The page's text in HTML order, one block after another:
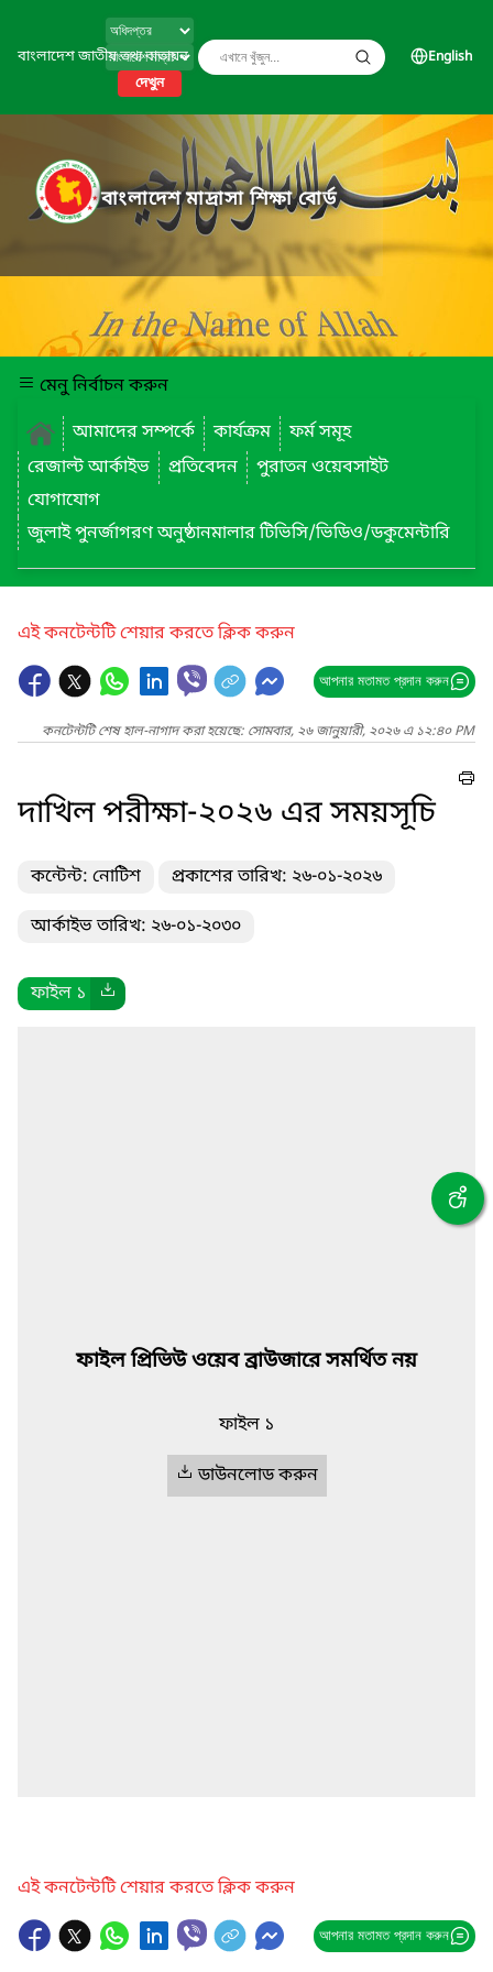
বাংলাদেশ জাতীয় তথ্য বাতায়ন
দেখুন
English
বাংলাদেশ মাদ্রাসা শিক্ষা বোর্ড
মেনু নির্বাচন করুন
আমাদের সম্পর্কে
কার্যক্রম
ফর্ম সমূহ
রেজাল্ট আর্কাইভ
প্রতিবেদন
পুরাতন ওয়েবসাইট
যোগাযোগ
জুলাই পুনর্জাগরণ অনুষ্ঠানমালার টিভিসি/ভিডিও/ডকুমেন্টারি
এই কনটেন্টটি শেয়ার করতে ক্লিক করুন
আপনার মতামত প্রদান করুন
কনটেন্টটি শেষ হাল-নাগাদ করা হয়েছে: সোমবার, ২৬ জানুয়ারী, ২০২৬ এ ১২:৪০ PM
দাখিল পরীক্ষা-২০২৬ এর সময়সূচি
কন্টেন্ট: নোটিশ প্রকাশের তারিখ: ২৬-০১-২০২৬
আর্কাইভ তারিখ: ২৬-০১-২০৩০
ফাইল ১
ফাইল প্রিভিউ ওয়েব ব্রাউজারে সমর্থিত নয়
ফাইল ১
ডাউনলোড করুন
এই কনটেন্টটি শেয়ার করতে ক্লিক করুন
আপনার মতামত প্রদান করুন